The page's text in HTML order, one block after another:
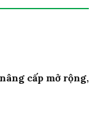
cấp mở rộng,